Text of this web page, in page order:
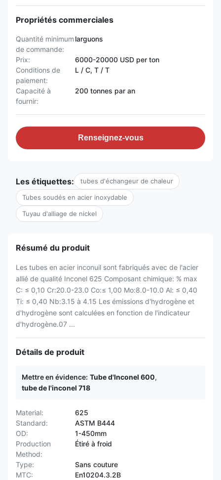
Propriétés commerciales
Quantité minimum
de commande:
larguons
Prix:
6000-20000 USD per ton
Conditions de
paiement:
L / C, T / T
Capacité à
fournir:
200 tonnes par an
Renseignez-vous
Les étiquettes: tubes d'échangeur de chaleur
Tubes soudés en acier inoxydable
Tuyau d'alliage de nickel
Résumé du produit
Les tubes en acier inconuil sont fabriqués avec de l'acier
allié de qualité Inconel 625 Composant chimique: % max
C: ≤ 0,10 Cr:20.0-23.0 Co:≤ 1,00 Mo:8.0-10.0 Al: ≤ 0,40
Ti: ≤ 0,40 Nb:3.15 à 4.15 Les émissions d'hydrogène et
d'hydrogène sont calculées en fonction de l'indicateur
d'hydrogène.07 ...
Détails de produit
Mettre en évidence: Tube d'Inconel 600,
tube de l'inconel 718
Material:
625
Standard:
ASTM B444
OD:
1-450mm
Production
Method:
Étiré à froid
Type:
Sans couture
MTC:
En10204.3.2B